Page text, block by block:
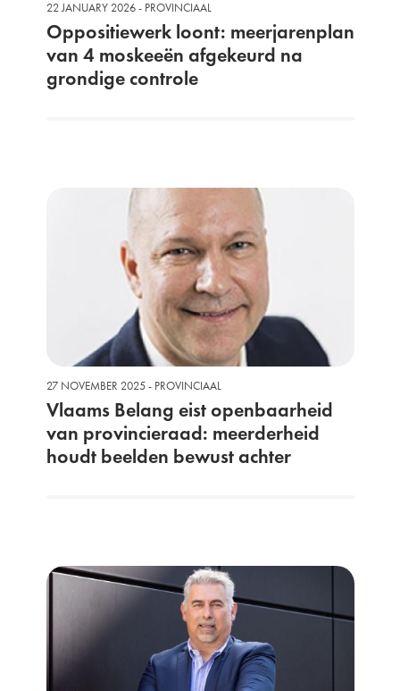
22 JANUARY 2026 - PROVINCIAAL
Oppositiewerk loont: meerjarenplan
van 4 moskeeën afgekeurd na
grondige controle
27 NOVEMBER 2025 - PROVINCIAAL
Vlaams Belang eist openbaarheid
van provincieraad: meerderheid
houdt beelden bewust achter